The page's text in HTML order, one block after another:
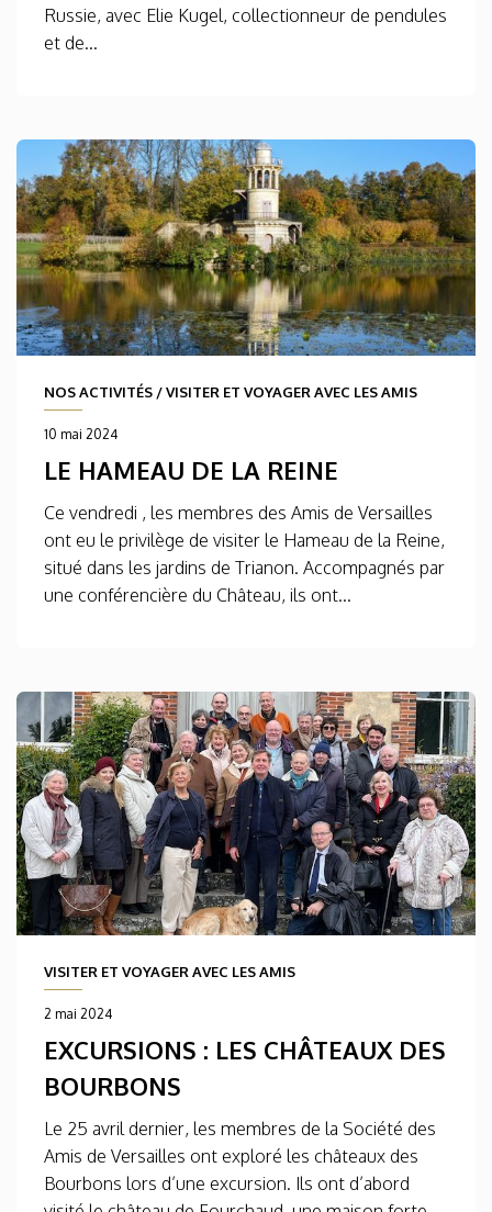
Russie, avec Elie Kugel, collectionneur de pendules
et de...
NOS ACTIVITÉS /VISITER ET VOYAGER AVEC LES AMIS
10 mai 2024
LE HAMEAU DE LA REINE
Ce vendredi , les membres des Amis de Versailles
ont eu le privilège de visiter le Hameau de la Reine,
situé dans les jardins de Trianon. Accompagnés par
une conférencière du Château, ils ont...
VISITER ET VOYAGER AVEC LES AMIS
2 mai 2024
EXCURSIONS : LES CHÂTEAUX DES
BOURBONS
Le 25 avril dernier, les membres de la Société des
Amis de Versailles ont exploré les châteaux des
Bourbons lors d’une excursion. Ils ont d’abord